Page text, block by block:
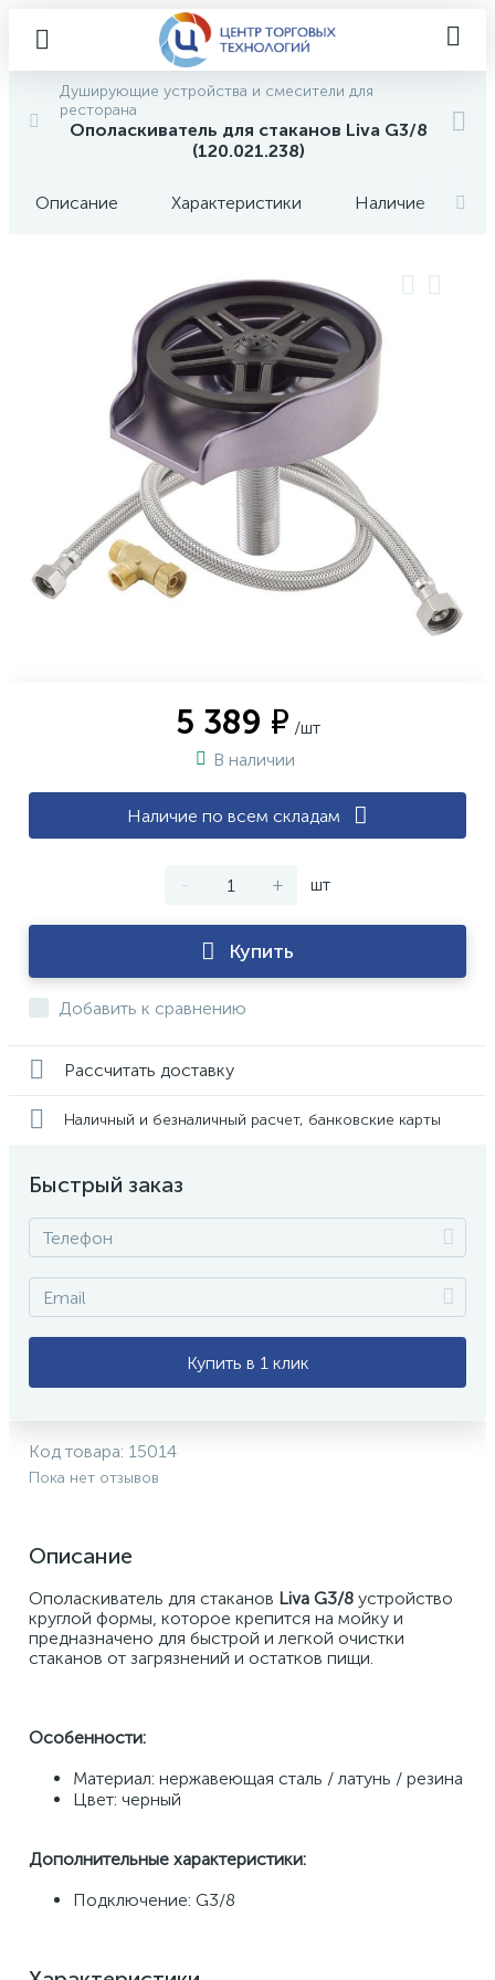
Душирующие устройства и смесители для
ресторана
Ополаскиватель для стаканов Liva G3/8
(120.021.238)
Описание Характеристики Наличие
5 389 ₽ /шт
В наличии
Наличие по всем складам
- + шт
Купить
Добавить к сравнению
Рассчитать доставку
Наличный и безналичный расчет, банковские карты
Быстрый заказ
Купить в 1 клик
Код товара: 15014
Пока нет отзывов
Описание
Ополаскиватель для стаканов Liva G3/8 устройство
круглой формы, которое крепится на мойку и
предназначено для быстрой и легкой очистки
стаканов от загрязнений и остатков пищи.
Особенности:
Материал: нержавеющая сталь / латунь / резина
Цвет: черный
Дополнительные характеристики:
Подключение: G3/8